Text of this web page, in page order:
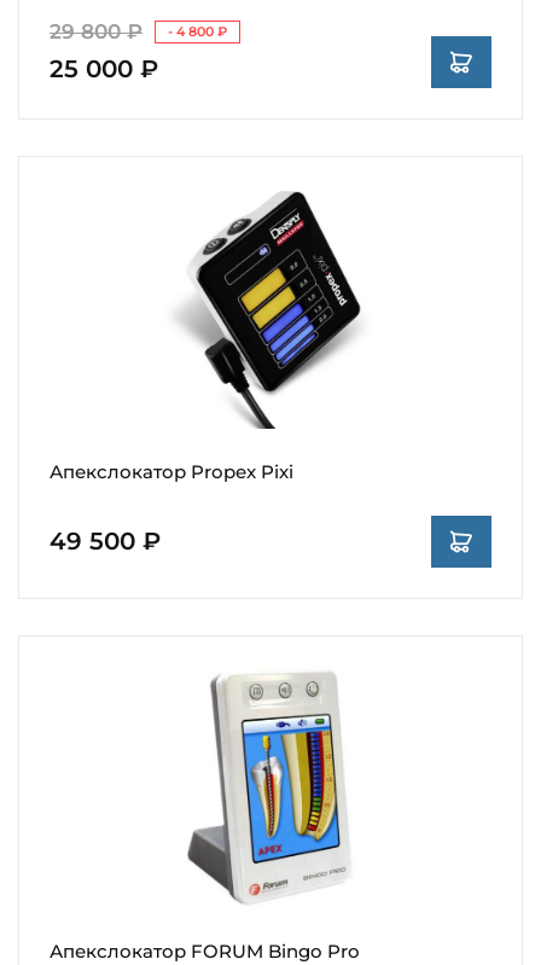
29 800 ₽ - 4 800 ₽
25 000 ₽
Апекслокатор Propex Pixi
49 500 ₽
Апекслокатор FORUM Bingo Pro